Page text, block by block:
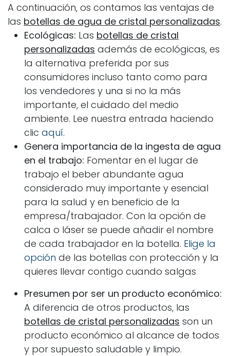
A continuación, os contamos las ventajas de
las botellas de agua de cristal personalizadas.
Ecológicas: Las botellas de cristal
personalizadas además de ecológicas, es
la alternativa preferida por sus
consumidores incluso tanto como para
los vendedores y una si no la más
importante, el cuidado del medio
ambiente. Lee nuestra entrada haciendo
clic aquí.
Genera importancia de la ingesta de agua
en el trabajo: Fomentar en el lugar de
trabajo el beber abundante agua
considerado muy importante y esencial
para la salud y en beneficio de la
empresa/trabajador. Con la opción de
calca o láser se puede añadir el nombre
de cada trabajador en la botella. Elige la
opción de las botellas con protección y la
quieres llevar contigo cuando salgas
Presumen por ser un producto económico:
A diferencia de otros productos, las
botellas de cristal personalizadas son un
producto económico al alcance de todos
y por supuesto saludable y limpio.